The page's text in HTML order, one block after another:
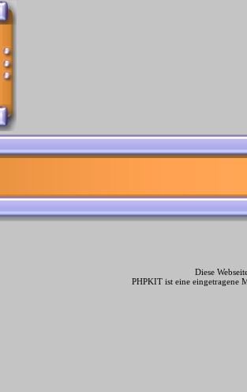
Diese
PHPKIT ist eine eingetragene